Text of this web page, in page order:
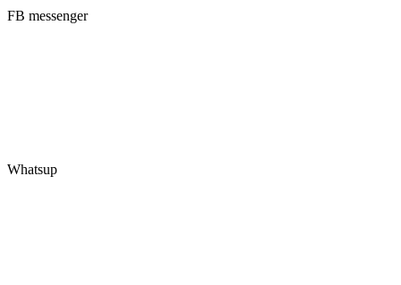
FB messenger
Whatsup